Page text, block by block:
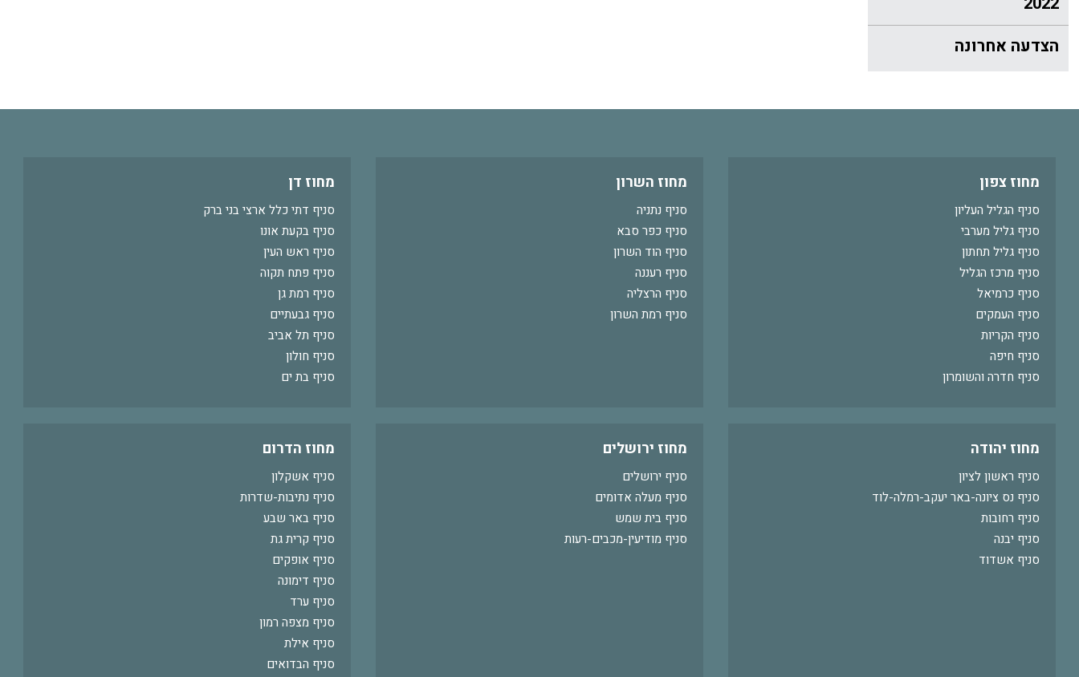
הצדעה אחרונה
מחוז צפון
סניף הגליל העליון
סניף גליל מערבי
סניף גליל תחתון
סניף מרכז הגליל
סניף כרמיאל
סניף העמקים
סניף הקריות
סניף חיפה
סניף חדרה והשומרון
מחוז השרון
סניף נתניה
סניף כפר סבא
סניף הוד השרון
סניף רעננה
סניף הרצליה
סניף רמת השרון
מחוז דן
סניף דתי כלל ארצי בני ברק
סניף בקעת אונו
סניף ראש העין
סניף פתח תקוה
סניף רמת גן
סניף גבעתיים
סניף תל אביב
סניף חולון
סניף בת ים
מחוז יהודה
סניף ראשון לציון
סניף נס ציונה-באר יעקב-רמלה-לוד
סניף רחובות
סניף יבנה
סניף אשדוד
מחוז ירושלים
סניף ירושלים
סניף מעלה אדומים
סניף בית שמש
סניף מודיעין-מכבים-רעות
מחוז הדרום
סניף אשקלון
סניף נתיבות-שדרות
סניף באר שבע
סניף קרית גת
סניף אופקים
סניף דימונה
סניף ערד
סניף מצפה רמון
סניף אילת
סניף הבדואים